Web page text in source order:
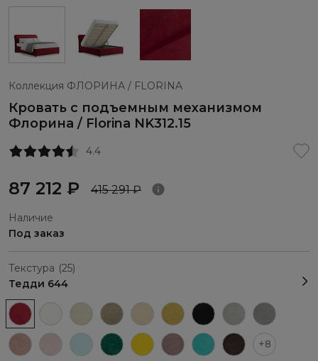
Коллекция ФЛОРИНА / FLORINA
Кровать с подъемным механизмом
Флорина / Florina NK312.15
4.4
87 212 ₽ 415 291 ₽
Наличие
Под заказ
Текстура (25)
Тедди 644
+8